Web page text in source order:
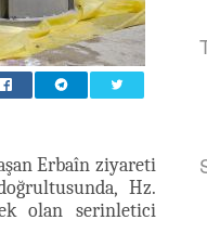
Erbaîn ziyareti
Hz.
olan serinletici